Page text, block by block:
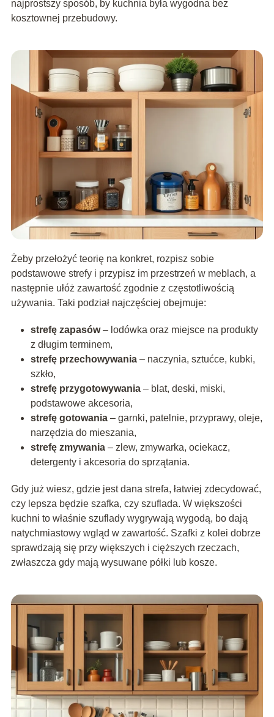
najprostszy sposób, by kuchnia była wygodna bez
kosztownej przebudowy.
Żeby przełożyć teorię na konkret, rozpisz sobie
podstawowe strefy i przypisz im przestrzeń w meblach, a
następnie ułóż zawartość zgodnie z częstotliwością
używania. Taki podział najczęściej obejmuje:
strefę zapasów– lodówka oraz miejsce na produkty
z długim terminem,
strefę przechowywania– naczynia, sztućce, kubki,
szkło,
strefę przygotowywania– blat, deski, miski,
podstawowe akcesoria,
strefę gotowania– garnki, patelnie, przyprawy, oleje,
narzędzia do mieszania,
strefę zmywania– zlew, zmywarka, ociekacz,
detergenty i akcesoria do sprzątania.
Gdy już wiesz, gdzie jest dana strefa, łatwiej zdecydować,
czy lepsza będzie szafka, czy szuflada. W większości
kuchni to właśnie szuflady wygrywają wygodą, bo dają
natychmiastowy wgląd w zawartość. Szafki z kolei dobrze
sprawdzają się przy większych i cięższych rzeczach,
zwłaszcza gdy mają wysuwane półki lub kosze.